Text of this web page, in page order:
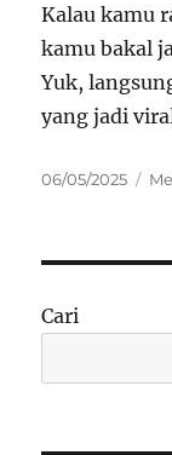
Kalau kamu
kamu bakal
Yuk,
yang jadi
Posted
06/05/2025
Cari